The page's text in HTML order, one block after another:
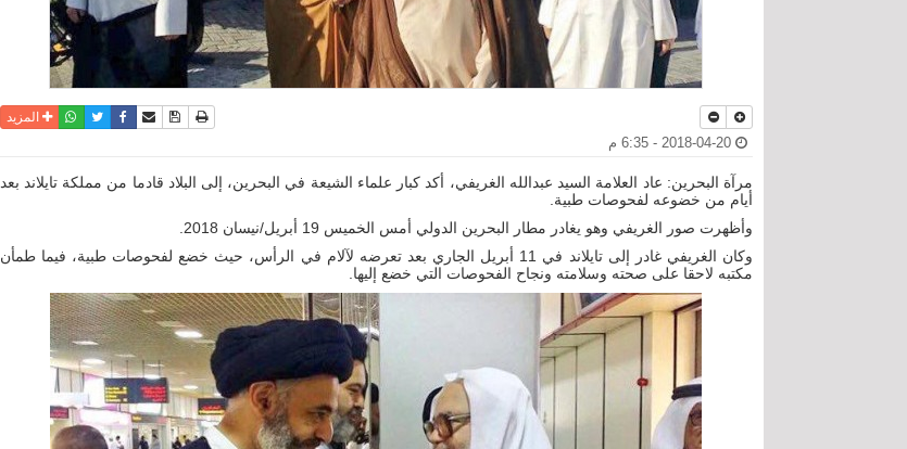
نسخة للطباعة
حفظ الموضوع
أرسل الى صديق
فيسبوكتويترواتسابالمزيد
مرآة البحرين: عاد العلامة السيد عبدالله الغريفي، أكد كبار علماء الشيعة في البحرين، إلى البلاد قادما من مملكة تايلاند بعد
أيام من خضوعه لفحوصات طبية.
وأظهرت صور الغريفي وهو يغادر مطار البحرين الدولي أمس الخميس 19 أبريل/نيسان 2018.
وكان الغريفي غادر إلى تايلاند في 11 أبريل الجاري بعد تعرضه لآلام في الرأس، حيث خضع لفحوصات طبية، فيما طمأن
مكتبه لاحقا على صحته وسلامته ونجاح الفحوصات التي خضع إليها.